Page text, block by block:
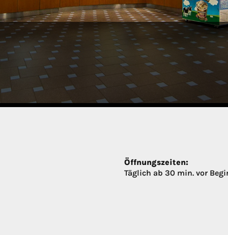
Öffnungszeiten:
Täglich ab 30 min. vor